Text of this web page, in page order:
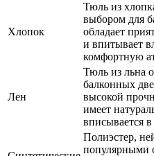
Хлопок
Тюль из
выбором для
обладает
и впитывает
комфортную
Лен
Тюль из льна
балконных
высокой
имеет
вписывается
Полиэстер,
популярными